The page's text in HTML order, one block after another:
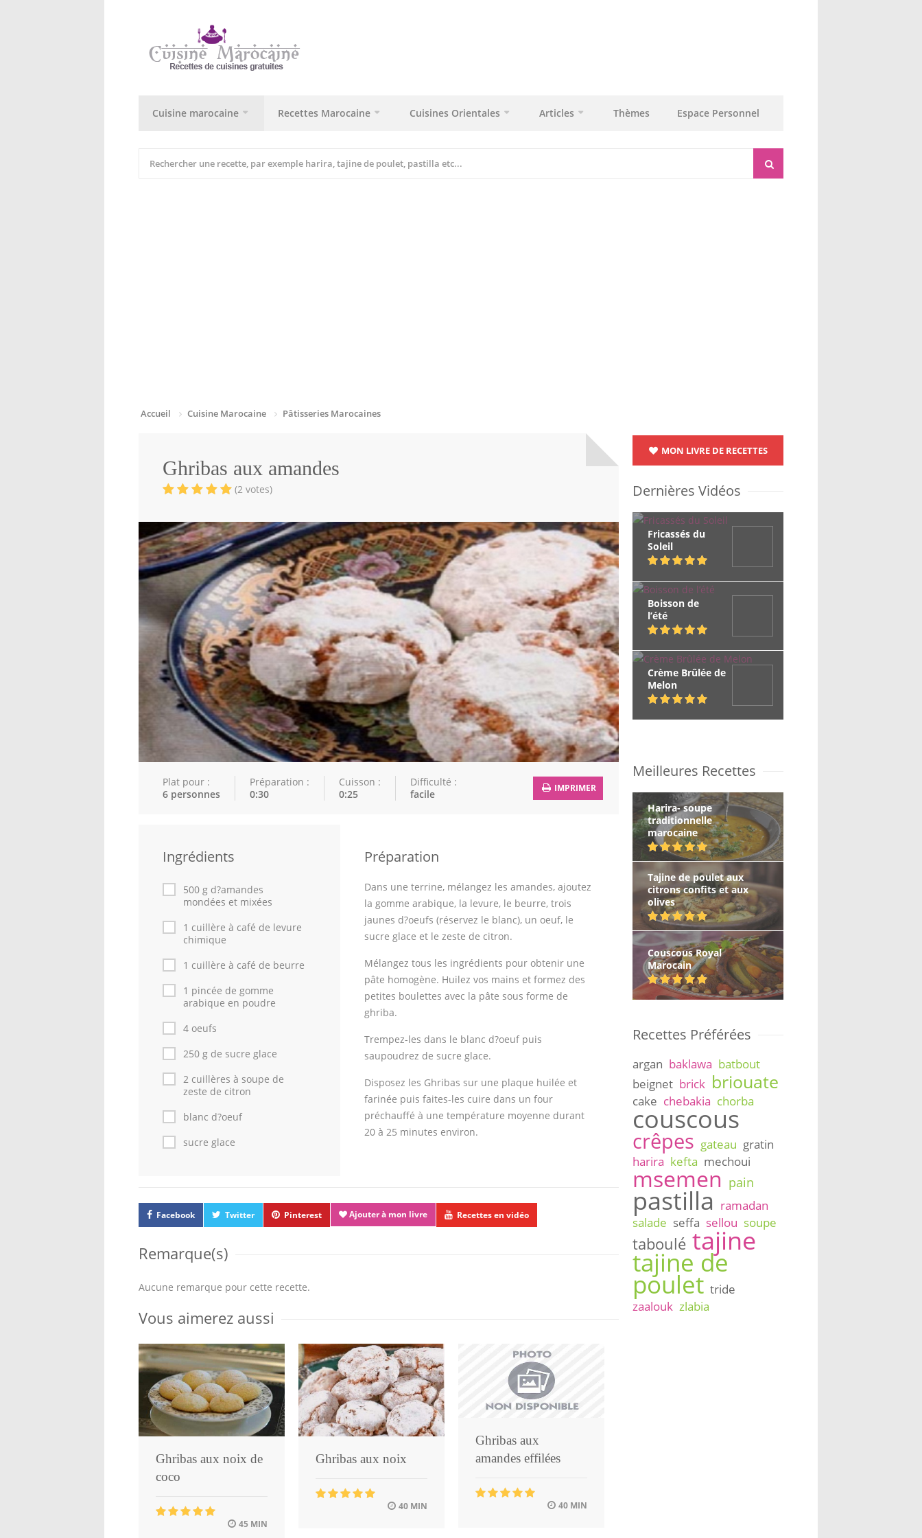
Cuisine marocaine Recettes Marocaine Cuisines Orientales Articles Thèmes Espace Personnel
Accueil Cuisine Marocaine Pâtisseries Marocaines
Ghribas aux amandes
(2 votes)
Plat pour :
6 personnes
Préparation :
0:30
Cuisson :
0:25
Difficulté :
facile
IMPRIMER
Ingrédients
500 g d?amandes
mondées et mixées
1 cuillère à café de levure
chimique
1 cuillère à café de beurre
1 pincée de gomme
arabique en poudre
4 oeufs
250 g de sucre glace
2 cuillères à soupe de
zeste de citron
blanc d?oeuf
sucre glace
Préparation
Dans une terrine, mélangez les amandes, ajoutez
la gomme arabique, la levure, le beurre, trois
jaunes d?oeufs (réservez le blanc), un oeuf, le
sucre glace et le zeste de citron.
Mélangez tous les ingrédients pour obtenir une
pâte homogène. Huilez vos mains et formez des
petites boulettes avec la pâte sous forme de
ghriba.
Trempez-les dans le blanc d?oeuf puis
saupoudrez de sucre glace.
Disposez les Ghribas sur une plaque huilée et
farinée puis faites-les cuire dans un four
préchauffé à une température moyenne durant
20 à 25 minutes environ.
Facebook Twitter Pinterest Ajouter à mon livre Recettes en vidéo
Remarque(s)
Aucune remarque pour cette recette.
Vous aimerez aussi
Ghribas aux noix de
coco
45 MIN
Ghribas aux noix
40 MIN
Ghribas aux
amandes effilées
40 MIN
MON LIVRE DE RECETTES
Dernières Vidéos
Fricassés du
Soleil
Boisson de
l’été
Crème Brûlée de
Melon
Meilleures Recettes
Harira- soupe
traditionnelle
marocaine
Tajine de poulet aux
citrons confits et aux
olives
Couscous Royal
Marocain
Recettes Préférées
argan baklawa batbout
beignet brick briouate
cake chebakia chorba
couscous
crêpes gateau gratin
harira kefta mechoui
msemen pain
pastilla ramadan
salade seffa sellou soupe
taboulé tajine
tajine de
poulet tride
zaalouk zlabia